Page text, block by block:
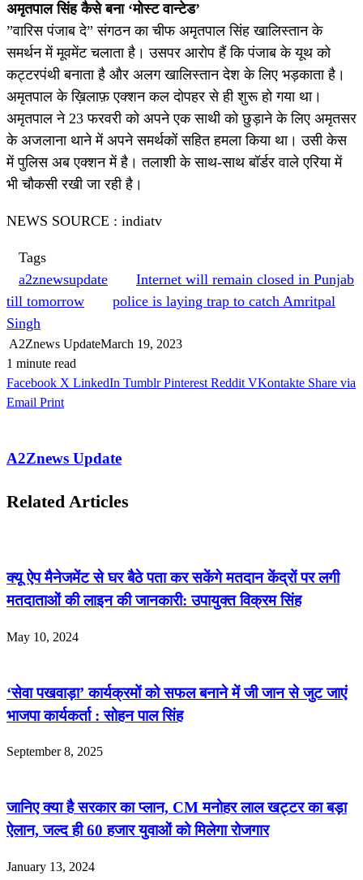
अमृतपाल सिंह कैसे बना ‘मोस्ट वान्टेड’
”वारिस पंजाब दे” संगठन का चीफ अमृतपाल सिंह खालिस्तान के
समर्थन में मूवमेंट चलाता है। उसपर आरोप हैं कि पंजाब के यूथ को
कट्टरपंथी बनाता है और अलग खालिस्तान देश के लिए भड़काता है।
अमृतपाल के ख़िलाफ़ एक्शन कल दोपहर से ही शुरू हो गया था।
अमृतपाल ने 23 फरवरी को अपने एक साथी को छुड़ाने के लिए अमृतसर
के अजलाना थाने में अपने समर्थकों सहित हमला किया था। उसी केस
में पुलिस अब एक्शन में है। तलाशी के साथ-साथ बॉर्डर वाले एरिया में
भी चौकसी रखी जा रही है।
NEWS SOURCE : indiatv
Tags
a2znewsupdate
Internet will remain closed in Punjab
till tomorrow
police is laying trap to catch Amritpal
Singh
A2Znews UpdateMarch 19, 2023
1 minute read
Facebook X LinkedIn Tumblr Pinterest Reddit VKontakte Share via
Email Print
A2Znews Update
Related Articles
क्यू ऐप मैनेजमेंट से घर बैठे पता कर सकेंगे मतदान केंद्रों पर लगी
मतदाताओं की लाइन की जानकारी: उपायुक्त विक्रम सिंह
May 10, 2024
‘सेवा पखवाड़ा’ कार्यक्रमों को सफल बनाने में जी जान से जुट जाएं
भाजपा कार्यकर्ता : सोहन पाल सिंह
September 8, 2025
जानिए क्या है सरकार का प्लान, CM मनोहर लाल खट्टर का बड़ा
ऐलान, जल्द ही 60 हजार युवाओं को मिलेगा रोजगार
January 13, 2024